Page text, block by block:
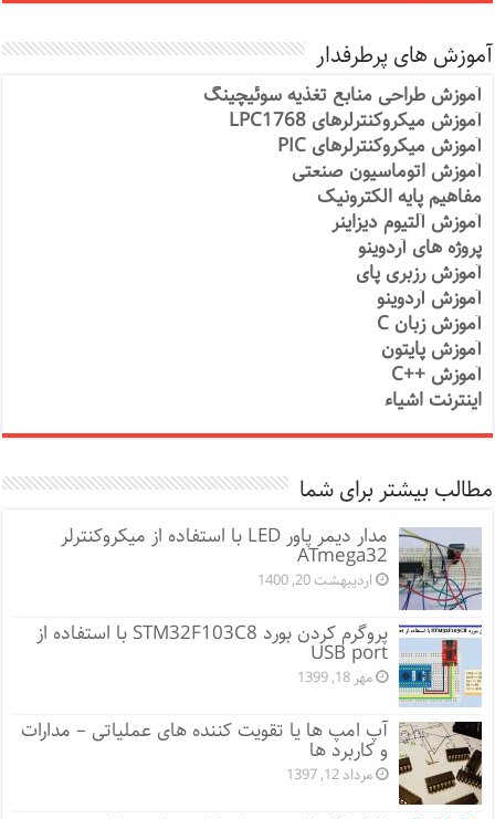
آموزش های پرطرفدار
آموزش طراحی منابع تغذیه سوئیچینگ
آموزش میکروکنترلرهای LPC1768
آموزش میکروکنترلرهای PIC
آموزش اتوماسیون صنعتی
مفاهیم پایه الکترونیک
آموزش آلتیوم دیزاینر
پروژه های آردوینو
آموزش رزبری پای
آموزش آردوینو
آموزش زبان C
آموزش پایتون
آموزش ++C
اینترنت اشیاء
مطالب بیشتر برای شما
مدار دیمر پاور LED با استفاده از میکروکنترلر
ATmega32
اردیبهشت 20, 1400
پروگرم کردن بورد STM32F103C8 با استفاده از
USB port
مهر 18, 1399
آپ امپ ها یا تقویت کننده های عملیاتی – مدارات
و کاربرد ها
مرداد 12, 1397